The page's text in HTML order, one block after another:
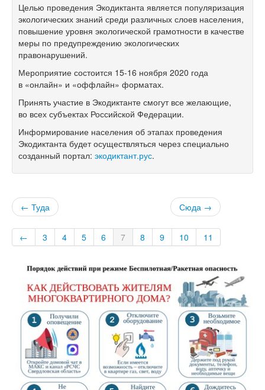
Целью проведения Экодиктанта является популяризация
экологических знаний среди различных слоев населения,
повышение уровня экологической грамотности в качестве
меры по предупреждению экологических
правонарушений.
Мероприятие состоится 15-16 ноября 2020 года
в «онлайн» и «оффлайн» форматах.
Принять участие в Экодиктанте смогут все желающие,
во всех субъектах Российской Федерации.
Информирование населения об этапах проведения
Экодиктанта будет осуществляться через специально
созданный портал: экодиктант.рус.
← Туда Сюда →
← 3 4 5 6 7 8 9 10 11